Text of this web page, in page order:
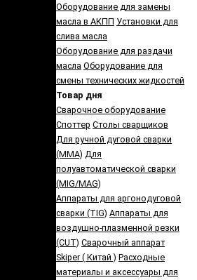
Оборудование для замены
масла в АКПП Установки для
слива масла
Оборудование для раздачи
масла Оборудование для
смены технических жидкостей
Товар дня
Сварочное оборудование
Споттер Столы сварщиков
Для ручной дуговой сварки
(MMA) Для
полуавтоматической сварки
(MIG/MAG)
Аппараты для аргонодуговой
сварки (TIG) Аппараты для
воздушно-плазменной резки
(CUT) Сварочный аппарат
Skiper ( Китай ) Расходные
материалы и аксессуары для